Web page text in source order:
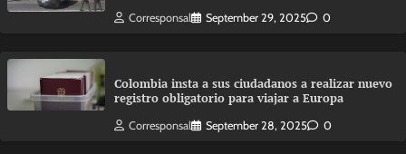
Corresponsal September 29, 2025 0
Colombia insta a sus ciudadanos a realizar nuevo
registro obligatorio para viajar a Europa
Corresponsal September 28, 2025 0